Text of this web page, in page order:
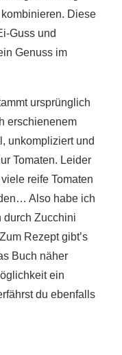
Diese
Guss und
Genuss im
ursprünglich
erschienenem
unkompliziert und
Tomaten. Leider
reife Tomaten
Also habe ich
durch Zucchini
Rezept gibt’s
Buch näher
ein
du ebenfalls